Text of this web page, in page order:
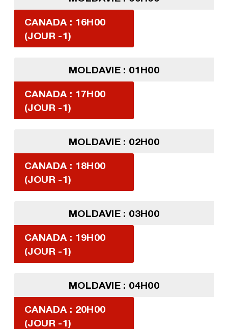
CANADA : 16H00
(JOUR -1)
MOLDAVIE : 01H00
CANADA : 17H00
(JOUR -1)
MOLDAVIE : 02H00
CANADA : 18H00
(JOUR -1)
MOLDAVIE : 03H00
CANADA : 19H00
(JOUR -1)
MOLDAVIE : 04H00
CANADA : 20H00
(JOUR -1)